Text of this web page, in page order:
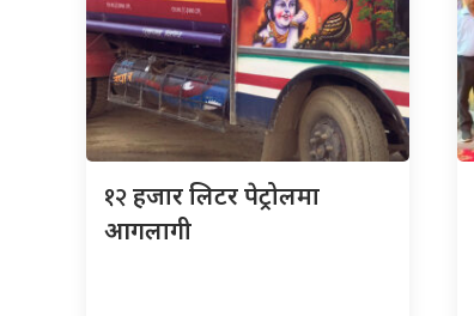
१२हजार लिटर पेट्रोलमा
आगलागी